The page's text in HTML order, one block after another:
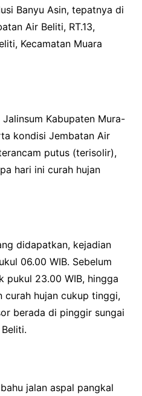
Banyu Asin, tepatnya di
Air Beliti, RT.13,
Kecamatan Muara
Kabupaten Mura-
kondisi Jembatan Air
putus (terisolir),
hari ini curah hujan
didapatkan, kejadian
06.00 WIB. Sebelum
pukul 23.00 WIB, hingga
curah hujan cukup tinggi,
berada di pinggir sungai
jalan aspal pangkal